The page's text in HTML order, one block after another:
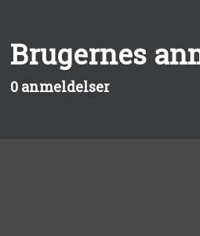
Brugernes
0 anmeldelser